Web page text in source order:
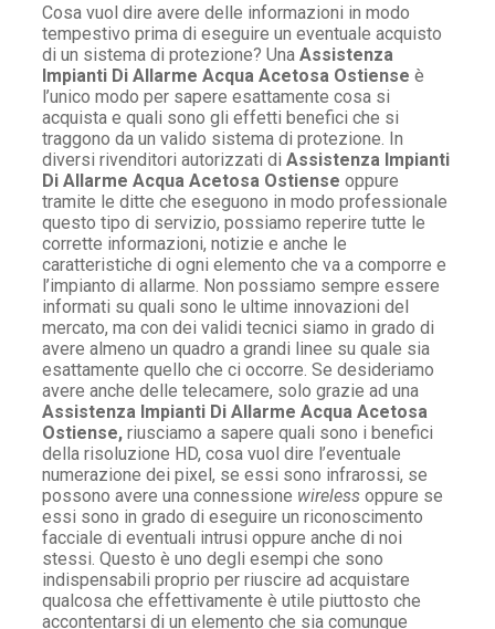
Cosa vuol dire avere delle informazioni in modo
tempestivo prima di eseguire un eventuale acquisto
di un sistema di protezione? Una Assistenza
Impianti Di Allarme Acqua Acetosa Ostiense è
l’unico modo per sapere esattamente cosa si
acquista e quali sono gli effetti benefici che si
traggono da un valido sistema di protezione. In
diversi rivenditori autorizzati di Assistenza Impianti
Di Allarme Acqua Acetosa Ostiense oppure
tramite le ditte che eseguono in modo professionale
questo tipo di servizio, possiamo reperire tutte le
corrette informazioni, notizie e anche le
caratteristiche di ogni elemento che va a comporre e
l’impianto di allarme. Non possiamo sempre essere
informati su quali sono le ultime innovazioni del
mercato, ma con dei validi tecnici siamo in grado di
avere almeno un quadro a grandi linee su quale sia
esattamente quello che ci occorre. Se desideriamo
avere anche delle telecamere, solo grazie ad una
Assistenza Impianti Di Allarme Acqua Acetosa
Ostiense, riusciamo a sapere quali sono i benefici
della risoluzione HD, cosa vuol dire l’eventuale
numerazione dei pixel, se essi sono infrarossi, se
possono avere una connessione wireless oppure se
essi sono in grado di eseguire un riconoscimento
facciale di eventuali intrusi oppure anche di noi
stessi. Questo è uno degli esempi che sono
indispensabili proprio per riuscire ad acquistare
qualcosa che effettivamente è utile piuttosto che
accontentarsi di un elemento che sia comunque